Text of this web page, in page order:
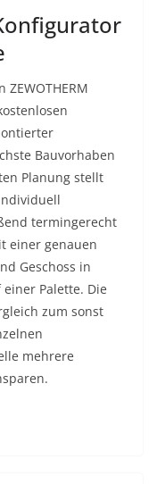
Bauvorhaben
Planung stellt
termingerecht
einer genauen
Geschoss in
Palette. Die
zum sonst
mehrere